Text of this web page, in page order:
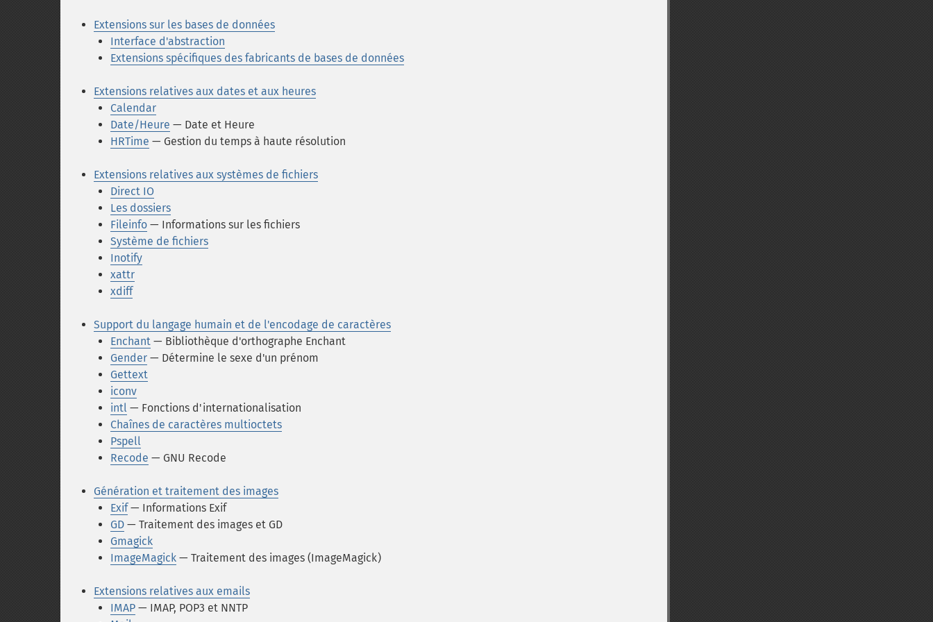
Extensions sur les bases de données
Interface d'abstraction
Extensions spécifiques des fabricants de bases de données
Extensions relatives aux dates et aux heures
Calendar
Date/Heure — Date et Heure
HRTime — Gestion du temps à haute résolution
Extensions relatives aux systèmes de fichiers
Direct IO
Les dossiers
Fileinfo — Informations sur les fichiers
Système de fichiers
Inotify
xattr
xdiff
Support du langage humain et de l'encodage de caractères
Enchant — Bibliothèque d'orthographe Enchant
Gender — Détermine le sexe d'un prénom
Gettext
iconv
intl — Fonctions d'internationalisation
Chaînes de caractères multioctets
Pspell
Recode — GNU Recode
Génération et traitement des images
Exif— Informations Exif
GD — Traitement des images et GD
Gmagick
ImageMagick — Traitement des images (ImageMagick)
Extensions relatives aux emails
IMAP — IMAP, POP3 et NNTP